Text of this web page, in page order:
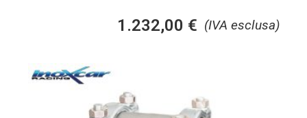
(IVA esclusa)
1.232,00 €